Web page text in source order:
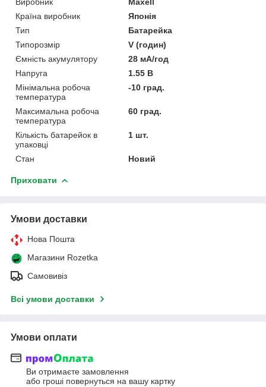
Країна виробник
Японія
Тип
Батарейка
Типорозмір
V (годин)
Ємність акумулятору
28 мА/год
Напруга
1.55 В
Мінімальна робоча
температура
-10 град.
Максимальна робоча
температура
60 град.
Кількість батарейок в
упаковці
1 шт.
Стан Новий
Приховати
Умови доставки
Нова Пошта
Магазини Rozetka
Самовивіз
Всі умови доставки
Умови оплати
Ви отримаєте замовлення
або гроші повернуться на вашу картку